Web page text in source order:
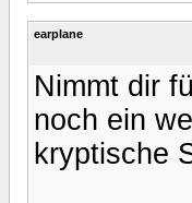
earplane
Nimmt dir
noch ein
kryptische